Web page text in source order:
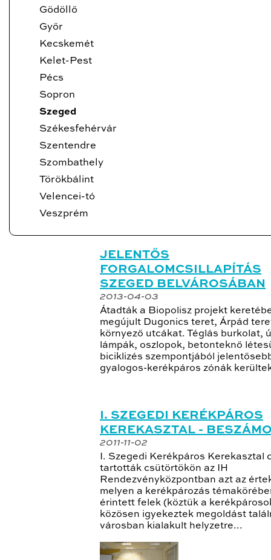
Gödöllő
Győr
Kecskemét
Kelet-Pest
Pécs
Sopron
Szeged
Székesfehérvár
Szentendre
Szombathely
Törökbálint
Velencei-tó
Veszprém
JELENTŐS
FORGALOMCSILLAPÍTÁS
SZEGED BELVÁROSÁBAN
2013-04-03
Átadták a Biopolisz projekt
megújult Dugonics teret, Árpád
környező utcákat. Téglás burkolat,
lámpák, oszlopok, betonteknő
biciklizés szempontjából
gyalogos-kerékpáros zónák
I. SZEGEDI KERÉKPÁROS
KEREKASZTAL -
2011-11-02
I. Szegedi Kerékpáros Kerekasztal
tartották csütörtökön az IH
Rendezvényközpontban azt az
melyen a kerékpározás
érintett felek (köztük a
közösen igyekeztek megoldást
városban kialakult helyzetre...